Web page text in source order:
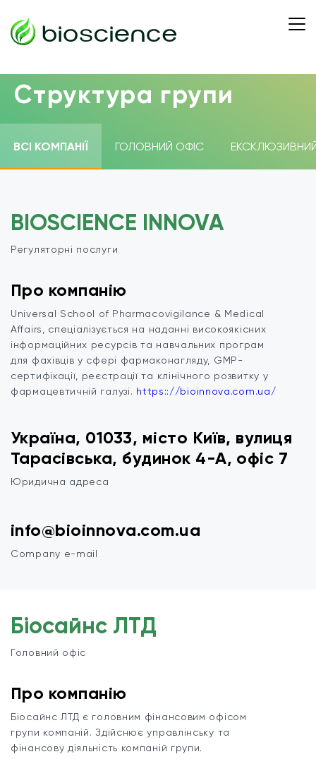
Структура групи
ВСІ КОМПАНІЇ ГОЛОВНИЙ ОФІС
BIOSCIENCE INNOVA
Регуляторні послуги
Про компанію
Universal School of Pharmacovigilance & Medical
Affairs, спеціалізується на наданні високоякісних
інформаційних ресурсів та навчальних програм
для фахівців у сфері фармаконагляду, GMP-
сертифікації, реєстрації та клінічного розвитку у
фармацевтичній галузі. https:://bioinnova.com.ua/
Україна, 01033, місто Київ, вулиця
Тарасівська, будинок 4-А, офіс 7
Юридична адреса
info@bioinnova.com.ua
Company e-mail
Біосайнс ЛТД
Головний офіс
Про компанію
Біосайнс ЛТД є головним фінансовим офісом
групи компаній. Здійснює управлінську та
фінансову діяльність компаній групи.